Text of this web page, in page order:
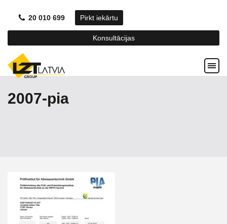
20 010 699 Pirkt iekārtu
Konsultācijas
2007-pia